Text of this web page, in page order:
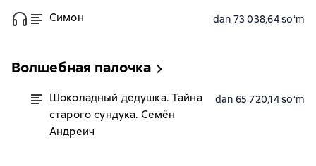
Симон dan 73 038,64 soʻm
Волшебная палочка
Шоколадный дедушка. Тайна
старого сундука. Семён
Андреич
dan 65 720,14 soʻm